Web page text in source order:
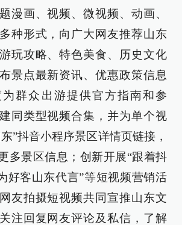
漫画、视频、微视频、动画、
种形式，向广大网友推荐山东
玩攻略、特色美食、历史文化
景点最新资讯、优惠政策信息
群众出游提供官方指南和参
同类型视频合集，并为单个视
”抖音小程序景区详情页链接，
多景区信息；创新开展“跟着抖
好客山东代言”等短视频营销活
友拍摄短视频共同宣推山东文
注回复网友评论及私信，了解